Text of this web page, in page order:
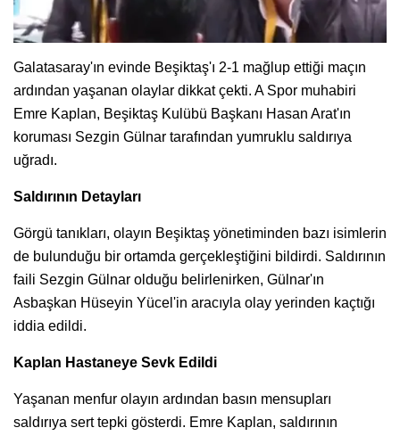
Galatasaray'ın evinde Beşiktaş'ı 2-1 mağlup ettiği maçın
ardından yaşanan olaylar dikkat çekti. A Spor muhabiri
Emre Kaplan, Beşiktaş Kulübü Başkanı Hasan Arat'ın
koruması Sezgin Gülnar tarafından yumruklu saldırıya
uğradı.
Saldırının Detayları
Görgü tanıkları, olayın Beşiktaş yönetiminden bazı isimlerin
de bulunduğu bir ortamda gerçekleştiğini bildirdi. Saldırının
faili Sezgin Gülnar olduğu belirlenirken, Gülnar'ın
Asbaşkan Hüseyin Yücel'in aracıyla olay yerinden kaçtığı
iddia edildi.
Kaplan Hastaneye Sevk Edildi
Yaşanan menfur olayın ardından basın mensupları
saldırıya sert tepki gösterdi. Emre Kaplan, saldırının